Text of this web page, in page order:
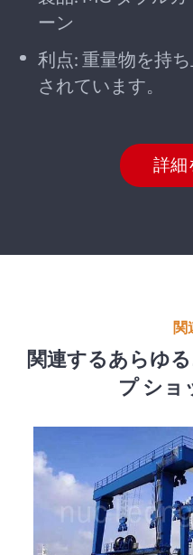
ーン
利点: 重量物を持
されています。
詳細
関
関連するあらゆ
プ ショ